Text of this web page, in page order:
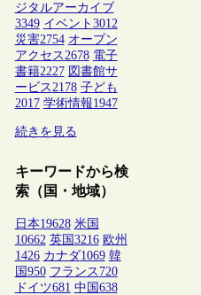
ジタルアーカイブ
3349 イベント 3012
災害2754 オープン
アクセス2678 電子
書籍2227 図書館サ
ービス2178 子ども
2017 学術情報1947
続きを見る
キーワードから検
索（国・地域）
日本19628 米国
10662 英国 3216 欧州
1426 カナダ1069 韓
国 950 フランス 720
ドイツ681 中国 638